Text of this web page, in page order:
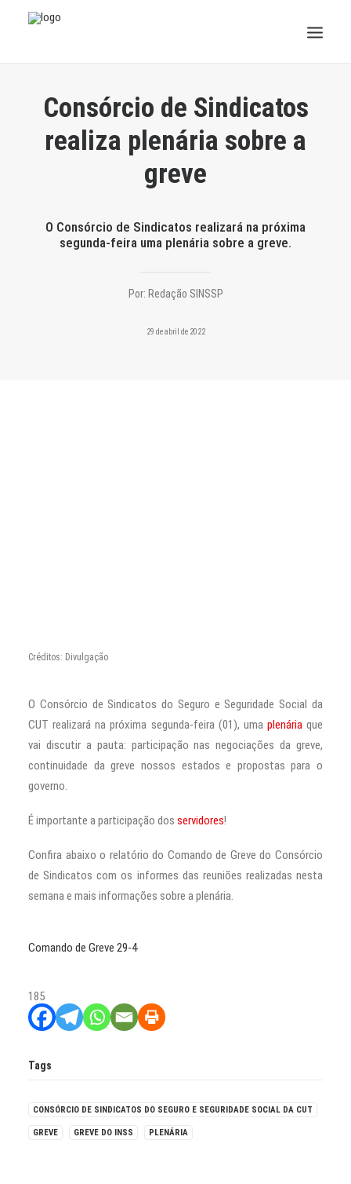
PREVIDÊNCIA
Consórcio de Sindicatos
realiza plenária sobre a
greve
O Consórcio de Sindicatos realizará na próxima
segunda-feira uma plenária sobre a greve.
Por: Redação SINSSP
29 de abril de 2022
Créditos: Divulgação
O Consórcio de Sindicatos do Seguro e Seguridade Social da
CUT realizará na próxima segunda-feira (01), uma plenáriaque
vai discutir a pauta: participação nas negociações da greve,
continuidade da greve nossos estados e propostas para o
governo.
É importante a participação dos servidores!
Confira abaixo o relatório do Comando de Greve do Consórcio
de Sindicatos com os informes das reuniões realizadas nesta
semana e mais informações sobre a plenária.
Comando de Greve 29-4
185
Tags
CONSÓRCIO DE SINDICATOS DO SEGURO E SEGURIDADE SOCIAL DA CUT
GREVE GREVE DO INSS PLENÁRIA